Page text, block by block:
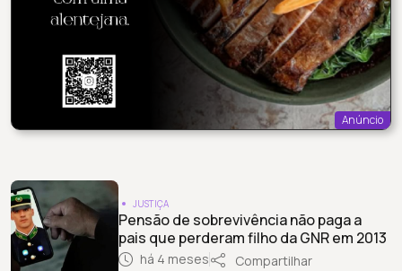
Anúncio
JUSTIÇA
Pensão de sobrevivência não paga a
pais que perderam filho da GNR em 2013
há 4 meses Compartilhar